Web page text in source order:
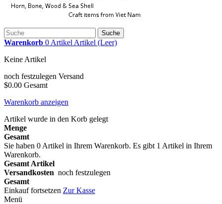
Suche
Warenkorb 0 Artikel Artikel (Leer)
Keine Artikel
noch festzulegen Versand
$0.00 Gesamt
Warenkorb anzeigen
Artikel wurde in den Korb gelegt
Menge
Gesamt
Sie haben 0 Artikel in Ihrem Warenkorb. Es gibt 1 Artikel in Ihrem
Warenkorb.
Gesamt Artikel
Versandkosten noch festzulegen
Gesamt
Einkauf fortsetzen Zur Kasse
Menü